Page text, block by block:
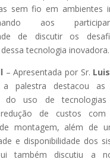
sem fio em ambientes
aos
de discutir os
tecnologia inovadora.
– Apresentada por Sr.
palestra destacou as
do uso de tecnologias
de custos com
montagem, além de
e disponibilidade dos
também discutiu a